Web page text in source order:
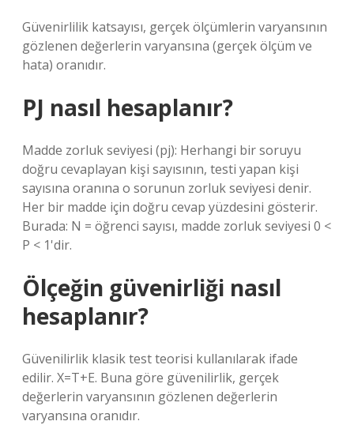
Güvenirlilik katsayısı, gerçek ölçümlerin varyansının
gözlenen değerlerin varyansına (gerçek ölçüm ve
hata) oranıdır.
PJ nasıl hesaplanır?
Madde zorluk seviyesi (pj): Herhangi bir soruyu
doğru cevaplayan kişi sayısının, testi yapan kişi
sayısına oranına o sorunun zorluk seviyesi denir.
Her bir madde için doğru cevap yüzdesini gösterir.
Burada: N = öğrenci sayısı, madde zorluk seviyesi 0 <
P < 1'dir.
Ölçeğin güvenirliği nasıl
hesaplanır?
Güvenilirlik klasik test teorisi kullanılarak ifade
edilir. X=T+E. Buna göre güvenilirlik, gerçek
değerlerin varyansının gözlenen değerlerin
varyansına oranıdır.